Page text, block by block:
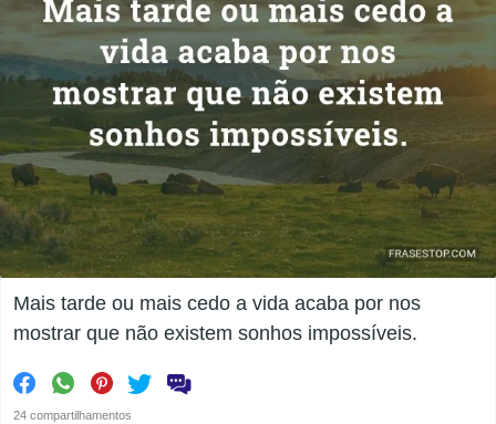
Mais tarde ou mais cedo a vida acaba por nos
mostrar que não existem sonhos impossíveis.
24 compartilhamentos